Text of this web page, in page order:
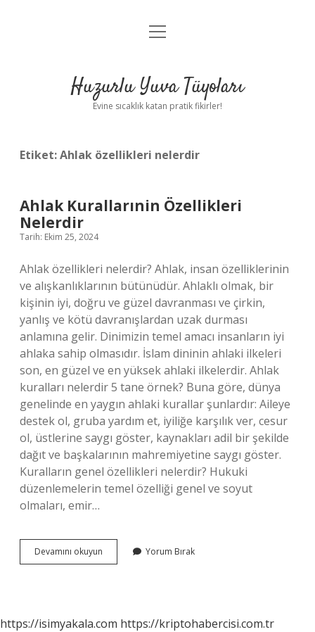
Anasayfa
Yasal Uyarı
menüyü
Huzurlu Yuva Tüyoları
Evine sıcaklık katan pratik fikirler!
Etiket:Ahlak özellikleri nelerdir
Ahlak Kurallarınin Özellikleri
Nelerdir
Tarih: Ekim 25, 2024
Ahlak özellikleri nelerdir? Ahlak, insan özelliklerinin
ve alışkanlıklarının bütünüdür. Ahlaklı olmak, bir
kişinin iyi, doğru ve güzel davranması ve çirkin,
yanlış ve kötü davranışlardan uzak durması
anlamına gelir. Dinimizin temel amacı insanların iyi
ahlaka sahip olmasıdır. İslam dininin ahlaki ilkeleri
son, en güzel ve en yüksek ahlaki ilkelerdir. Ahlak
kuralları nelerdir 5 tane örnek? Buna göre, dünya
genelinde en yaygın ahlaki kurallar şunlardır: Aileye
destek ol, gruba yardım et, iyiliğe karşılık ver, cesur
ol, üstlerine saygı göster, kaynakları adil bir şekilde
dağıt ve başkalarının mahremiyetine saygı göster.
Kuralların genel özellikleri nelerdir? Hukuki
düzenlemelerin temel özelliği genel ve soyut
olmaları, emir…
Devamını okuyun
Kurallarınin
Yorum Bırak
https://isimyakala.com https://kriptohabercisi.com.tr